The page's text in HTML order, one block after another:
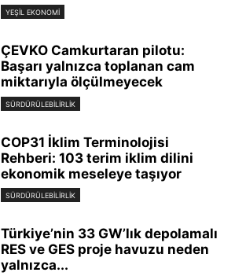
YEŞIL EKONOMI
ÇEVKO Camkurtaran pilotu:
Başarı yalnızca toplanan cam
miktarıyla ölçülmeyecek
SÜRDÜRÜLEBILIRLIK
COP31 İklim Terminolojisi
Rehberi: 103 terim iklim dilini
ekonomik meseleye taşıyor
SÜRDÜRÜLEBILIRLIK
Türkiye’nin 33 GW’lık depolamalı
RES ve GES proje havuzu neden
yalnızca...